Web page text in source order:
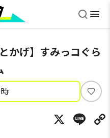
かげ】すみっコぐら
い
ね
X